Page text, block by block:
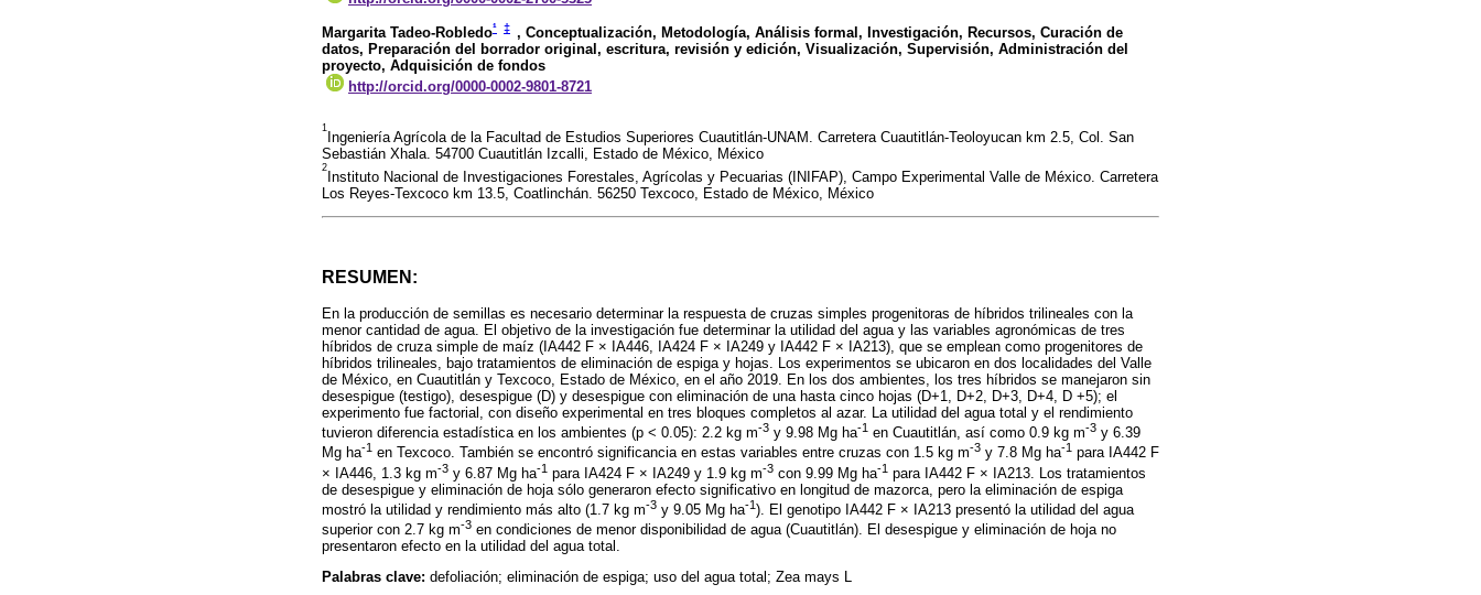
Margarita Tadeo-Robledo¹ ‡ , Conceptualización, Metodología, Análisis formal, Investigación, Recursos, Curación de
datos, Preparación del borrador original, escritura, revisión y edición, Visualización, Supervisión, Administración del
proyecto, Adquisición de fondos
http://orcid.org/0000-0002-9801-8721
1
Ingeniería Agrícola de la Facultad de Estudios Superiores Cuautitlán-UNAM. Carretera Cuautitlán-Teoloyucan km 2.5, Col. San
Sebastián Xhala. 54700 Cuautitlán Izcalli, Estado de México, México
2
Instituto Nacional de Investigaciones Forestales, Agrícolas y Pecuarias (INIFAP), Campo Experimental Valle de México. Carretera
Los Reyes-Texcoco km 13.5, Coatlinchán. 56250 Texcoco, Estado de México, México
RESUMEN:
En la producción de semillas es necesario determinar la respuesta de cruzas simples progenitoras de híbridos trilineales con la
menor cantidad de agua. El objetivo de la investigación fue determinar la utilidad del agua y las variables agronómicas de tres
híbridos de cruza simple de maíz (IA442 F × IA446, IA424 F × IA249 y IA442 F × IA213), que se emplean como progenitores de
híbridos trilineales, bajo tratamientos de eliminación de espiga y hojas. Los experimentos se ubicaron en dos localidades del Valle
de México, en Cuautitlán y Texcoco, Estado de México, en el año 2019. En los dos ambientes, los tres híbridos se manejaron sin
desespigue (testigo), desespigue (D) y desespigue con eliminación de una hasta cinco hojas (D+1, D+2, D+3, D+4, D +5); el
experimento fue factorial, con diseño experimental en tres bloques completos al azar. La utilidad del agua total y el rendimiento
tuvieron diferencia estadística en los ambientes (p < 0.05): 2.2 kg m-3 y 9.98 Mg ha-1 en Cuautitlán, así como 0.9 kg m-3 y 6.39
Mg ha-1 en Texcoco. También se encontró significancia en estas variables entre cruzas con 1.5 kg m-3 y 7.8 Mg ha-1 para IA442 F
× IA446, 1.3 kg m-3 y 6.87 Mg ha-1 para IA424 F × IA249 y 1.9 kg m-3 con 9.99 Mg ha-1 para IA442 F × IA213. Los tratamientos
de desespigue y eliminación de hoja sólo generaron efecto significativo en longitud de mazorca, pero la eliminación de espiga
mostró la utilidad y rendimiento más alto (1.7 kg m-3 y 9.05 Mg ha-1). El genotipo IA442 F × IA213 presentó la utilidad del agua
superior con 2.7 kg m-3 en condiciones de menor disponibilidad de agua (Cuautitlán). El desespigue y eliminación de hoja no
presentaron efecto en la utilidad del agua total.
Palabras clave: defoliación; eliminación de espiga; uso del agua total; Zea mays L